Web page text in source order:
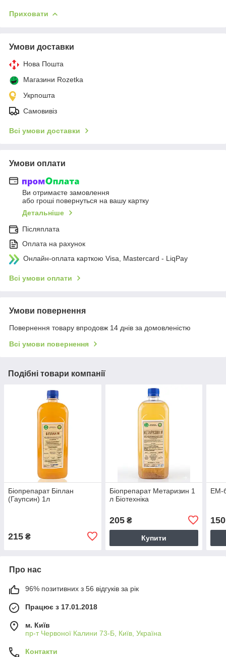
Приховати
Умови доставки
Нова Пошта
Магазини Rozetka
Укрпошта
Самовивіз
Всі умови доставки
Умови оплати
Ви отримаєте замовлення
або гроші повернуться на вашу картку
Детальніше
Післяплата
Оплата на рахунок
Онлайн-оплата карткою Visa, Mastercard - LiqPay
Всі умови оплати
Умови повернення
Повернення товару впродовж 14 днів за домовленістю
Всі умови повернення
Подібні товари компанії
Біопрепарат Біплан
(Гаупсин) 1л
215 ₴
Біопрепарат Метаризин 1
л Біотехніка
205₴
Купити
ЕМ-
150
Про нас
96% позитивних з 56 відгуків за рік
Працює з 17.01.2018
м. Київ
пр-т Червоної Калини 73-Б, Київ, Україна
Контакти